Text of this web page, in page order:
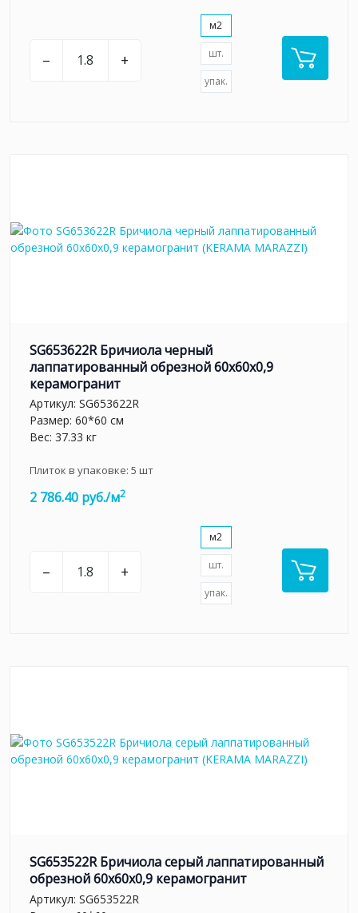
– +
м2
шт.
упак.
SG653622R Бричиола черный
лаппатированный обрезной 60x60x0,9
керамогранит
Артикул: SG653622R
Размер: 60*60 см
Вес: 37.33 кг
Плиток в упаковке: 5 шт
2 786.40 руб./м2
– +
м2
шт.
упак.
SG653522R Бричиола серый лаппатированный
обрезной 60x60x0,9 керамогранит
Артикул: SG653522R